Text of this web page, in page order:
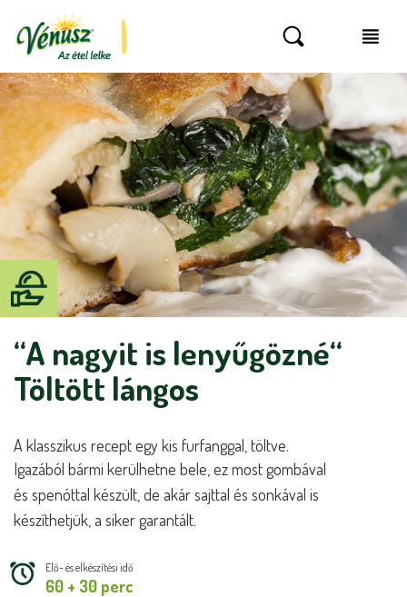
“A nagyit is lenyűgözné“
Töltött lángos
A klasszikus recept egy kis furfanggal, töltve.
Igazából bármi kerülhetne bele, ez most gombával
és spenóttal készült, de akár sajttal és sonkával is
készíthetjük, a siker garantált.
Elő- és elkészítési idő
60 + 30 perc